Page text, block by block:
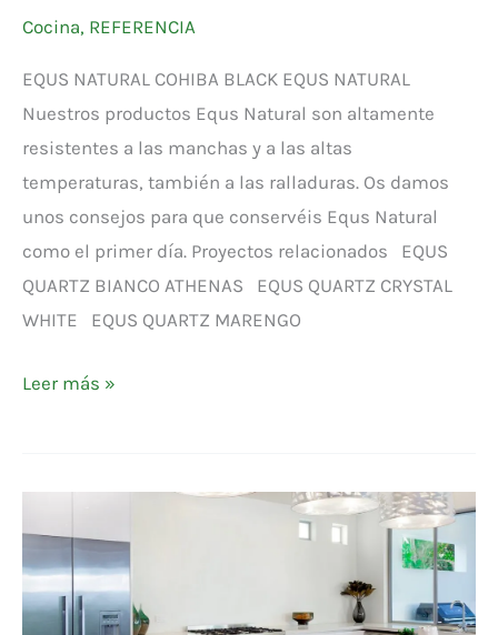
Cocina, REFERENCIA
EQUS NATURAL COHIBA BLACK EQUS NATURAL
Nuestros productos Equs Natural son altamente
resistentes a las manchas y a las altas
temperaturas, también a las ralladuras. Os damos
unos consejos para que conservéis Equs Natural
como el primer día. Proyectos relacionados EQUS
QUARTZ BIANCO ATHENAS EQUS QUARTZ CRYSTAL
WHITE EQUS QUARTZ MARENGO
Leer más »
QUARTZ
SAND
CREAM